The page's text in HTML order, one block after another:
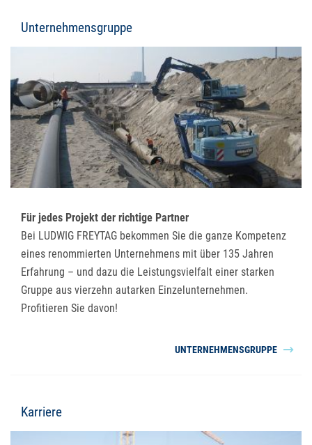
Unternehmensgruppe
Für jedes Projekt der richtige Partner
Bei LUDWIG FREYTAG bekommen Sie die ganze Kompetenz
eines renommierten Unternehmens mit über 135 Jahren
Erfahrung – und dazu die Leistungsvielfalt einer starken
Gruppe aus vierzehn autarken Einzelunternehmen.
Profitieren Sie davon!
UNTERNEHMENSGRUPPE
Karriere